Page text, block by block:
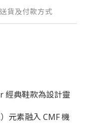
送貨及付款方式
經典鞋款為設計靈
元素融入 CMF 機